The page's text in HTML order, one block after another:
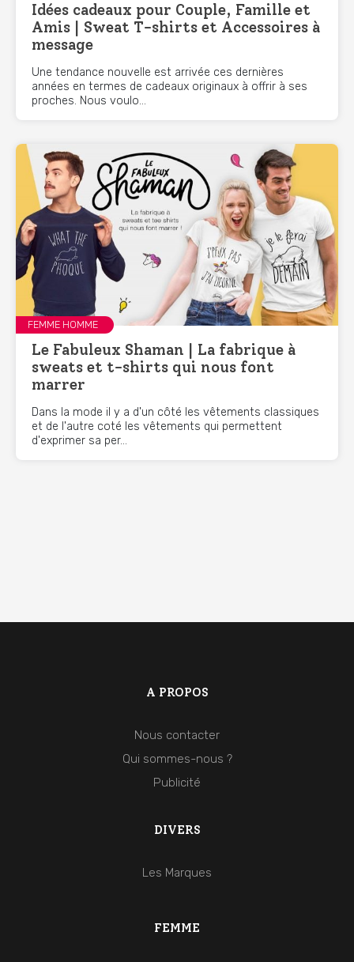
Idées cadeaux pour Couple, Famille et
Amis | Sweat T-shirts et Accessoires à
message
Une tendance nouvelle est arrivée ces dernières
années en termes de cadeaux originaux à offrir à ses
proches. Nous voulo...
FEMME HOMME
Le Fabuleux Shaman | La fabrique à
sweats et t-shirts qui nous font
marrer
Dans la mode il y a d'un côté les vêtements classiques
et de l'autre coté les vêtements qui permettent
d'exprimer sa per...
FEMME
A PROPOS
Nous contacter
Qui sommes-nous ?
Publicité
DIVERS
Les Marques